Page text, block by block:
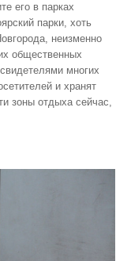
его в парках
парки, хоть
неизменно
общественных
многих
и хранят
зоны отдыха сейчас,